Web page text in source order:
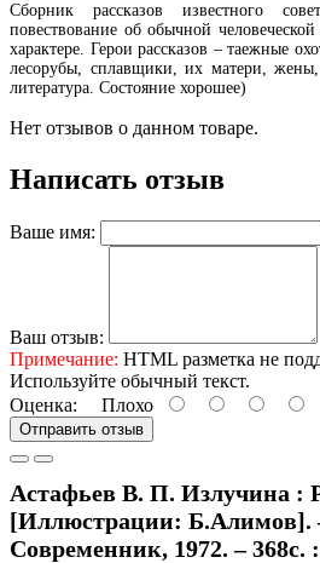
Сборник рассказов известного
повествование об обычной
характере. Герои рассказов – таежные
лесорубы, сплавщики, их матери,
литература. Состояние хорошее)
Нет отзывов о данном товаре.
Написать отзыв
Ваше имя:
Ваш отзыв:
Примечание: HTML разметка не
Используйте обычный текст.
Оценка: Плохо
Отправить отзыв
Астафьев В. П. Излучина :
[Иллюстрации: Б.Алимов].
Современник, 1972. – 368с.